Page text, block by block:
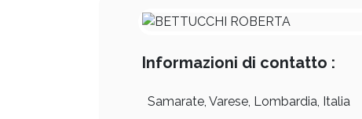
Informazioni di contatto :
Samarate, Varese, Lombardia, Italia